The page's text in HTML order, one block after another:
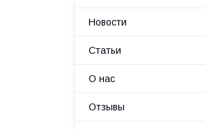
Новости
Статьи
О нас
Отзывы